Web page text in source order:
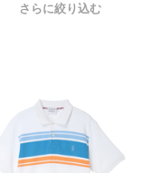
さらに絞り込む